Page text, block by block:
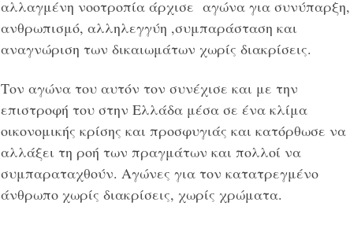
αλλαγμένη νοοτροπία άρχισε αγώνα για συνύπαρξη,
ανθρωπισμό, αλληλεγγύη ,συμπαράσταση και
αναγνώριση των δικαιωμάτων χωρίς διακρίσεις.
Τον αγώνα του αυτόν τον συνέχισε και με την
επιστροφή του στην Ελλάδα μέσα σε ένα κλίμα
οικονομικής κρίσης και προσφυγιάς και κατόρθωσε να
αλλάξει τη ροή των πραγμάτων και πολλοί να
συμπαραταχθούν. Αγώνες για τον κατατρεγμένο
άνθρωπο χωρίς διακρίσεις, χωρίς χρώματα.